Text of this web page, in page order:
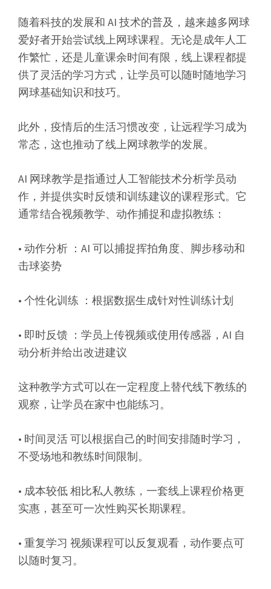
随着科技的发展和 AI 技术的普及，越来越多网球
爱好者开始尝试线上网球课程。无论是成年人工
作繁忙，还是儿童课余时间有限，线上课程都提
供了灵活的学习方式，让学员可以随时随地学习
网球基础知识和技巧。
此外，疫情后的生活习惯改变，让远程学习成为
常态，这也推动了线上网球教学的发展。
AI 网球教学是指通过人工智能技术分析学员动
作，并提供实时反馈和训练建议的课程形式。它
通常结合视频教学、动作捕捉和虚拟教练：
• 动作分析 ：AI 可以捕捉挥拍角度、脚步移动和
击球姿势
• 个性化训练 ：根据数据生成针对性训练计划
• 即时反馈 ：学员上传视频或使用传感器，AI 自
动分析并给出改进建议
这种教学方式可以在一定程度上替代线下教练的
观察，让学员在家中也能练习。
• 时间灵活 可以根据自己的时间安排随时学习，
不受场地和教练时间限制。
• 成本较低 相比私人教练，一套线上课程价格更
实惠，甚至可一次性购买长期课程。
• 重复学习 视频课程可以反复观看，动作要点可
以随时复习。